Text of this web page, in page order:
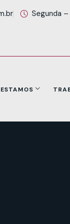
Segunda